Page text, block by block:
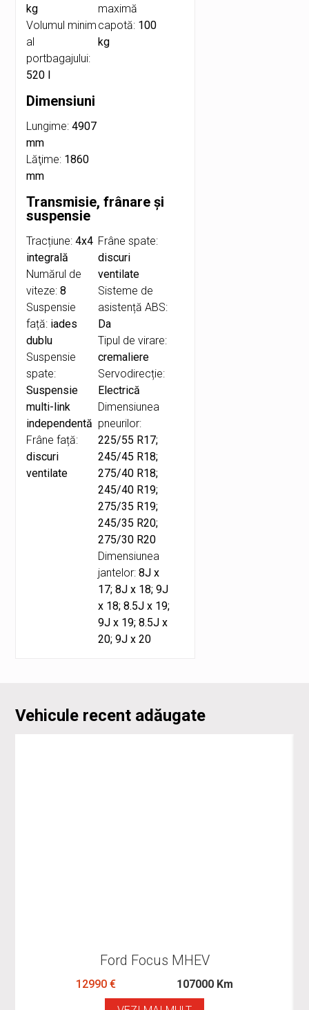
kg
Volumul minim
al
portbagajului:
520 l
maximă
capotă: 100
kg
Dimensiuni
Lungime:4907
mm
Lăţime: 1860
mm
Transmisie, frânare și
suspensie
Tracțiune:4x4
integrală
Numărul de
viteze:8
Suspensie
față: iades
dublu
Suspensie
spate:
Suspensie
multi-link
independentă
Frâne față:
discuri
ventilate
Frâne spate:
discuri
ventilate
Sisteme de
asistență ABS:
Da
Tipul de virare:
cremaliere
Servodirecție:
Electrică
Dimensiunea
pneurilor:
225/55 R17;
245/45 R18;
275/40 R18;
245/40 R19;
275/35 R19;
245/35 R20;
275/30 R20
Dimensiunea
jantelor:8J x
17; 8J x 18; 9J
x 18; 8.5J x 19;
9J x 19; 8.5J x
20; 9J x 20
Vehicule recent adăugate
Ford Focus MHEV
12990 €
107000 Km